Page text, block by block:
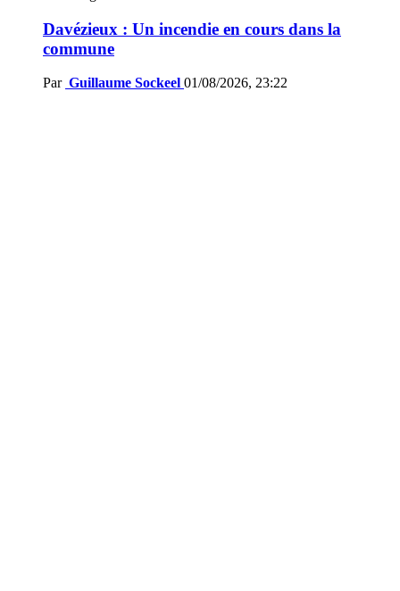
Davézieux : Un incendie en cours dans la
commune
Par Guillaume Sockeel 01/08/2026, 23:22